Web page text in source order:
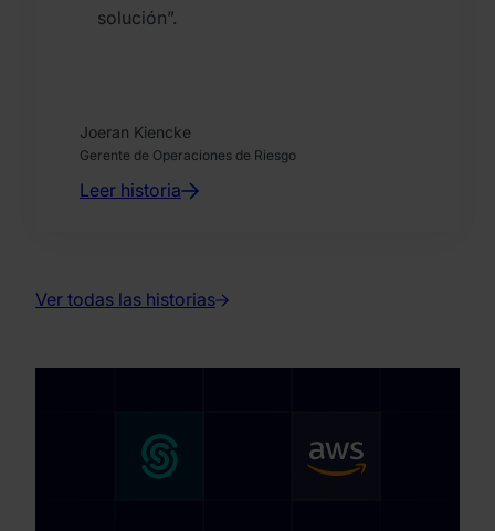
solución”.
Joeran Kiencke
Gerente de Operaciones de Riesgo
Leer historia
Ver todas las historias